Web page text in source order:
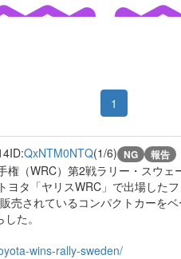
1
ID:QxNTM0NTQ(1/6) NG 報告
（WRC）第2戦ラリー・スウェ
ヨタ「ヤリスWRC」で出場した
売されているコンパクトカーを
た。
wins-rally-sweden/